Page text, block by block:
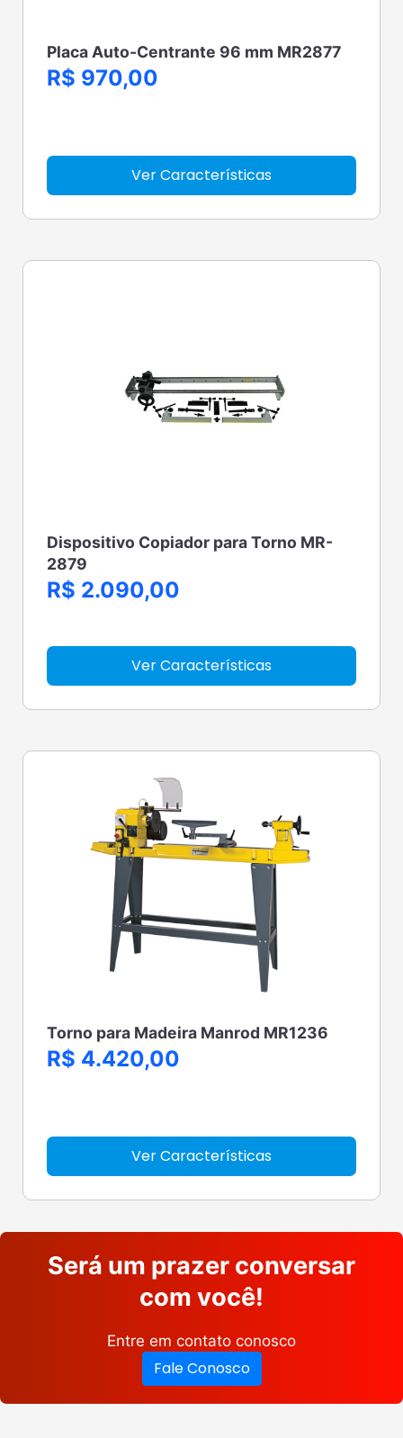
Placa Auto-Centrante 96 mm MR2877
R$ 970,00
Ver Características
Dispositivo Copiador para Torno MR-
2879
R$ 2.090,00
Ver Características
Torno para Madeira Manrod MR1236
R$ 4.420,00
Ver Características
Será um prazer conversar
com você!
Entre em contato conosco
Fale Conosco